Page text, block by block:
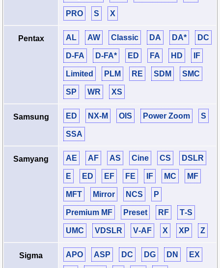
PRO S X
Pentax AL AW Classic DA DA* DC
D‑FA D‑FA* ED FA HD IF
Limited PLM RE SDM SMC
SP WR XS
Samsung ED NX‑M OIS Power Zoom S
SSA
Samyang AE AF AS Cine CS DSLR
E ED EF FE IF MC MF
MFT Mirror NCS P
Premium MF Preset RF T‑S
UMC VDSLR V‑AF X XP Z
Sigma APO ASP DC DG DN EX